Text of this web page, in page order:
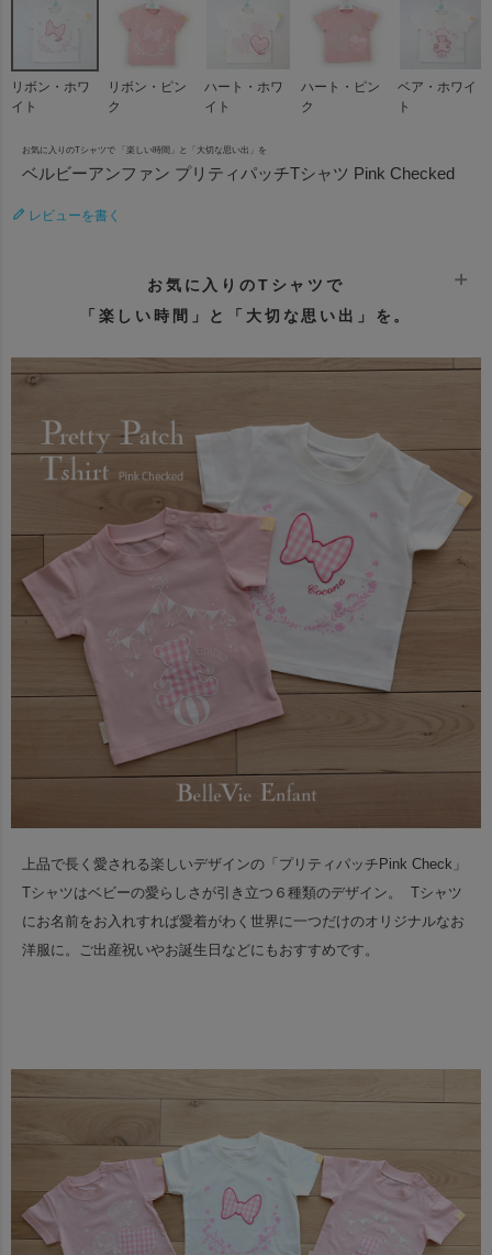
リボン・ホワ
イト
リボン・ピン
ク
ハート・ホワ
イト
ハート・ピン
ク
ベア・ホワイ
ト
お気に入りのTシャツで 「楽しい時間」と「大切な思い出」を
ベルビーアンファン プリティパッチTシャツ Pink Checked
レビューを書く
お気に入りのTシャツで
「楽しい時間」と「大切な思い出」を。
上品で長く愛される楽しいデザインの「プリティパッチPink Check」
Tシャツはベビーの愛らしさが引き立つ６種類のデザイン。
Tシャツ
にお名前をお入れすれば愛着がわく世界に一つだけのオリジナルなお
洋服に。
ご出産祝いやお誕生日などにもおすすめです。